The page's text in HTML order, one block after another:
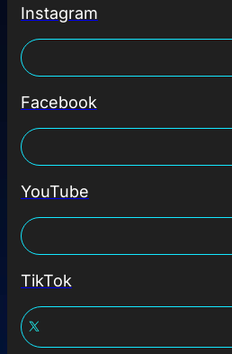
Instagram
Facebook
YouTube
TikTok